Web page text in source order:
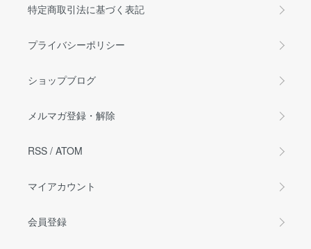
特定商取引法に基づく表記
プライバシーポリシー
ショップブログ
メルマガ登録・解除
RSS / ATOM
マイアカウント
会員登録